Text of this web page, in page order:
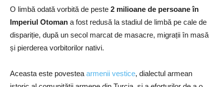
O limbă odată vorbită de peste 2 milioane de persoane în
Imperiul Otoman a fost redusă la stadiul de limbă pe cale de
dispariție, după un secol marcat de masacre, migrații în masă
și pierderea vorbitorilor nativi.
Aceasta este povesteaarmenii vestice, dialectul armean